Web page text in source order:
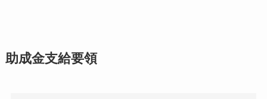
助成金支給要領